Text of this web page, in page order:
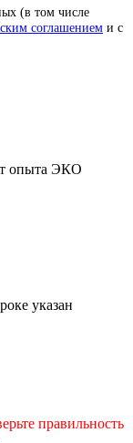
(в том числе
соглашением и с
опыта ЭКО
указан
правильность